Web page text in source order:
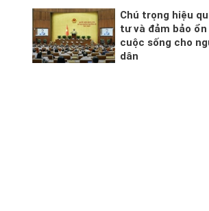
Chú trọng hiệu
tư và đảm bảo ổn
cuộc sống cho
dân